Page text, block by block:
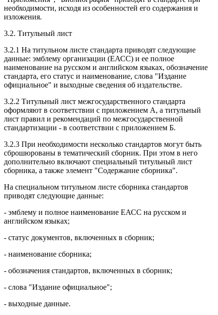
необходимости, исходя из особенностей его содержания и
изложения.
3.2. Титульный лист
3.2.1 На титульном листе стандарта приводят следующие
данные: эмблему организации (ЕАСС) и ее полное
наименование на русском и английском языках, обозначение
стандарта, его статус и наименование, слова "Издание
официальное" и выходные сведения об издательстве.
3.2.2 Титульный лист межгосударственного стандарта
оформляют в соответствии с приложением А, а титульный
лист правил и рекомендаций по межгосударственной
стандартизации - в соответствии с приложением Б.
3.2.3 При необходимости несколько стандартов могут быть
сброшюрованы в тематический сборник. При этом в него
дополнительно включают специальный титульный лист
сборника, а также элемент "Содержание сборника".
На специальном титульном листе сборника стандартов
приводят следующие данные:
- эмблему и полное наименование ЕАСС на русском и
английском языках;
- статус документов, включенных в сборник;
- наименование сборника;
- обозначения стандартов, включенных в сборник;
- слова "Издание официальное";
- выходные данные.